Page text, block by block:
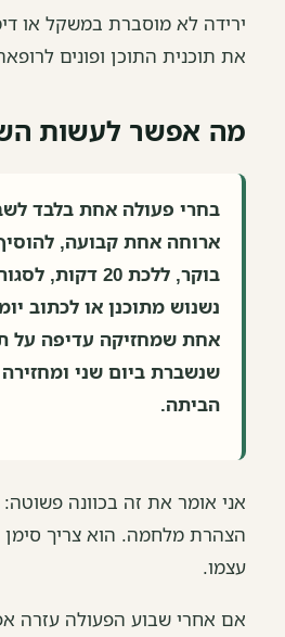
ירידה לא מוסברת במשקל או
את תוכנית התוכן ופונים
מה אפשר לעשות
בחרי פעולה אחת בלבד
ארוחה אחת קבועה,
בוקר, ללכת 20
נשנוש מתוכנן או לכתוב
אחת שמחזיקה עדיפה על
שנשברת ביום שני
הביתה.
אני אומר את זה בכוונה
הצהרת מלחמה. הוא צריך סימן
עצמו.
אם אחרי שבוע הפעולה עזרה